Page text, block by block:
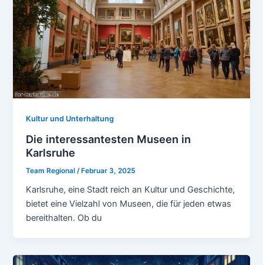
Kultur und Unterhaltung
Die interessantesten Museen in
Karlsruhe
Team Regional /Februar 3, 2025
Karlsruhe, eine Stadt reich an Kultur und Geschichte,
bietet eine Vielzahl von Museen, die für jeden etwas
bereithalten. Ob du